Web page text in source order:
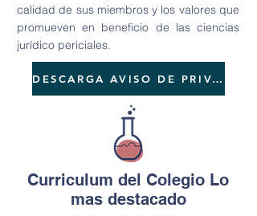
calidad de sus miembros y los valores que
promueven en beneficio de las ciencias
jurídico periciales.
DESCARGA AVISO DE PRIVACIDAD
Curriculum del Colegio Lo
mas destacado